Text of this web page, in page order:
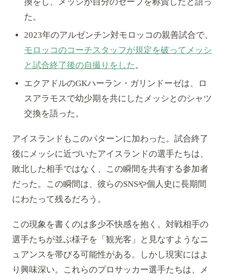
た。
2023年のアルゼンチン対モロッコの親善試合で、
モロッコのコーチスタッフが規定を破ってメッシ
と試合終了後の自撮りをした。
エクアドルのGKハーラン・ガリンドーゼは、ロ
スアラモスで幼少期を共にしたメッシとのシャツ
交換を語った。
アイスランドもこのパターンに加わった。試合終了
後にメッシに近づいたアイスランドの選手たちは、
敗北した相手ではなく、この瞬間を共有する参加者
だった。この瞬間は、彼らのSNSや個人史に長期間
にわたって残るだろう。
この現象を書くのは多少不快感を抱く。対戦相手の
選手たちが並ぶ様子を「観光客」と見なすようなニ
ュアンスを帯びる可能性がある。しかし現実にはよ
り興味深い。これらのプロサッカー選手たちは、メ